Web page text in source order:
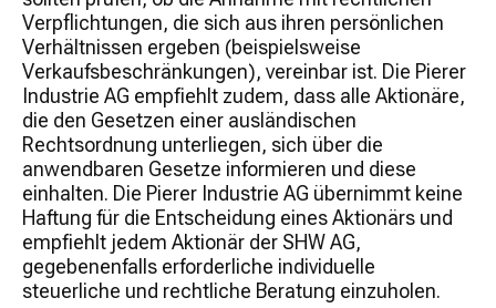
Verpflichtungen, die sich aus ihren persönlichen
Verhältnissen ergeben (beispielsweise
Verkaufsbeschränkungen), vereinbar ist. Die Pierer
Industrie AG empfiehlt zudem, dass alle Aktionäre,
die den Gesetzen einer ausländischen
Rechtsordnung unterliegen, sich über die
anwendbaren Gesetze informieren und diese
einhalten. Die Pierer Industrie AG übernimmt keine
Haftung für die Entscheidung eines Aktionärs und
empfiehlt jedem Aktionär der SHW AG,
gegebenenfalls erforderliche individuelle
steuerliche und rechtliche Beratung einzuholen.